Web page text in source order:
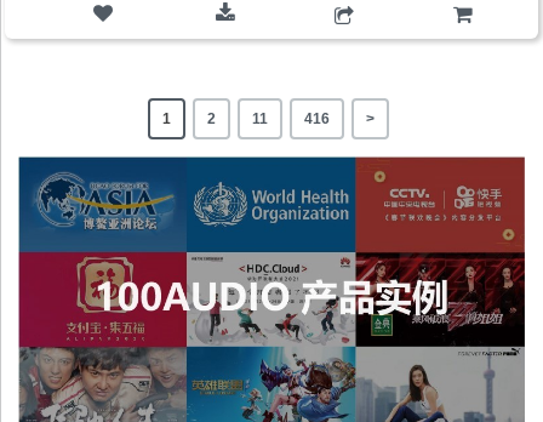
购物车
1 2 11 416 >